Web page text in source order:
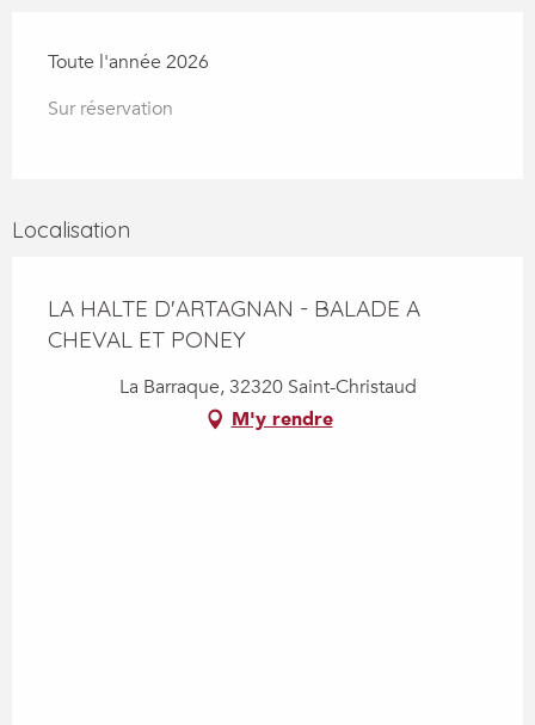
Toute l'année 2026
Sur réservation
Localisation
LA HALTE D'ARTAGNAN - BALADE A
CHEVAL ET PONEY
La Barraque, 32320 Saint-Christaud
M'y rendre